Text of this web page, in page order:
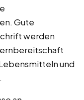
Gute
werden
und